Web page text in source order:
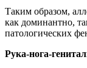
Таким образом,
как доминантно,
патологических
Рука-нога-